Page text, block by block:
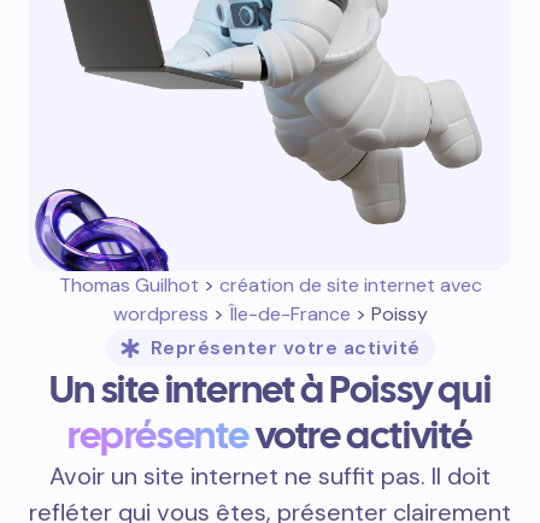
Thomas Guilhot > création de site internet avec
wordpress > Île-de-France > Poissy
Représenter votre activité
Un site internet à Poissy qui
représentevotre activité
Avoir un site internet ne suffit pas. Il doit
refléter qui vous êtes, présenter clairement